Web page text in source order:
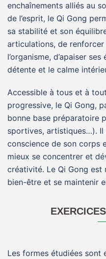
enchaînements alliés au
de l’esprit, le Qi Gong
sa stabilité et son
articulations, de
l’organisme, d’apaiser
détente et le calme
Accessible à tous et à
progressive, le Qi Gong,
bonne base préparatoire
sportives, artistiques…). Il
conscience de son corps
mieux se concentrer et
créativité. Le Qi Gong
bien-être et se maintenir
Les formes étudiées